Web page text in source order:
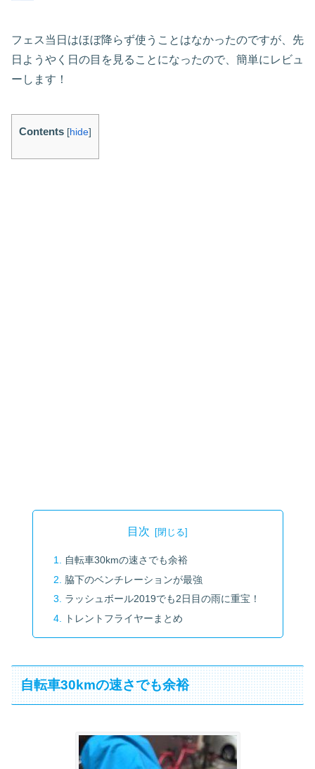
フェス当日はほぼ降らず使うことはなかったのですが、先
日ようやく日の目を見ることになったので、簡単にレビュ
ーします！
Contents [hide]
目次
自転車30kmの速さでも余裕
脇下のベンチレーションが最強
ラッシュボール2019でも2日目の雨に重宝！
トレントフライヤーまとめ
自転車30kmの速さでも余裕